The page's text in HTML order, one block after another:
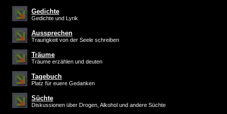
Gedichte
Gedichte und Lyrik
Aussprechen
Traurigkeit von der Seele schreiben
Träume
Träume erzählen und deuten
Tagebuch
Platz für euere Gedanken
Süchte
Diskussionen über Drogen, Alkohol und andere Süchte